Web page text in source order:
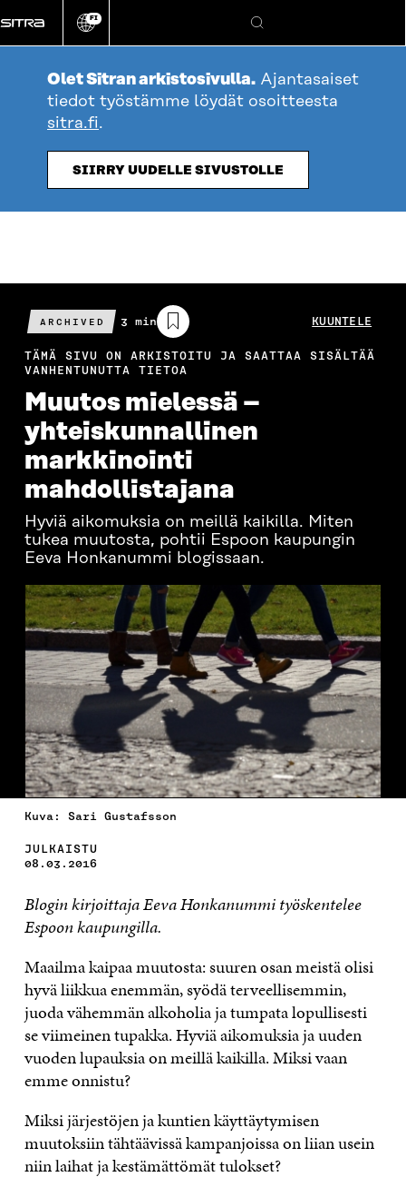
suoraan
sisältöön
Vaihda
kieli
FI
Hae
Olet Sitran arkistosivulla. Ajantasaiset
tiedot työstämme löydät osoitteesta
sitra.fi.
SIIRRY UUDELLE SIVUSTOLLE
ARCHIVED
Arvioitu
lukuaika
3 min KUUNTELE
TÄMÄ SIVU ON ARKISTOITU JA SAATTAA SISÄLTÄÄ
VANHENTUNUTTA TIETOA
Muutos mielessä –
yhteiskunnallinen
markkinointi
mahdollistajana
Hyviä aikomuksia on meillä kaikilla. Miten
tukea muutosta, pohtii Espoon kaupungin
Eeva Honkanummi blogissaan.
Kuva: Sari Gustafsson
JULKAISTU
08.03.2016
Blogin kirjoittaja Eeva Honkanummi työskentelee
Espoon kaupungilla.
Maailma kaipaa muutosta: suuren osan meistä olisi
hyvä liikkua enemmän, syödä terveellisemmin,
juoda vähemmän alkoholia ja tumpata lopullisesti
se viimeinen tupakka. Hyviä aikomuksia ja uuden
vuoden lupauksia on meillä kaikilla. Miksi vaan
emme onnistu?
Miksi järjestöjen ja kuntien käyttäytymisen
muutoksiin tähtäävissä kampanjoissa on liian usein
niin laihat ja kestämättömät tulokset?